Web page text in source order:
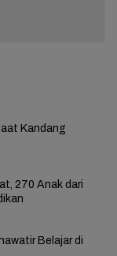
Kandang
270 Anak dari
Belajar di